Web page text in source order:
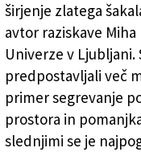
širjenje zlatega
avtor raziskave
Univerze v
predpostavljali več
primer segrevanje
prostora in
slednjimi se je